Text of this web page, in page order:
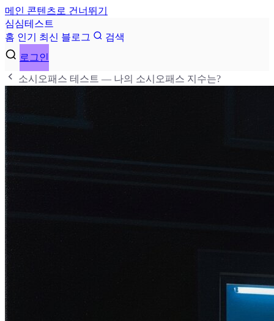
메인 콘텐츠로 건너뛰기
심심테 스 트
홈 인기 최신 블로그
검색
로그인
소시오패스 테스트 — 나의 소시오패스 지수는?